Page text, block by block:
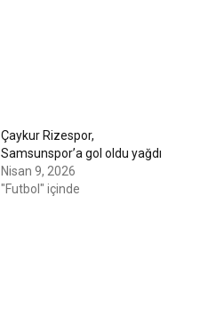
Çaykur Rizespor,
Samsunspor’a gol oldu yağdı
Nisan 9, 2026
"Futbol" içinde